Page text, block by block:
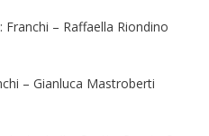
: Franchi – Raffaella Riondino
– Gianluca Mastroberti